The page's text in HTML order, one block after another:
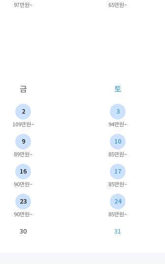
97만원~ 65만원~
금 토
2
109만원~
3
94만원~
9
89만원~
10
85만원~
16
90만원~
17
85만원~
23
90만원~
24
85만원~
30 31